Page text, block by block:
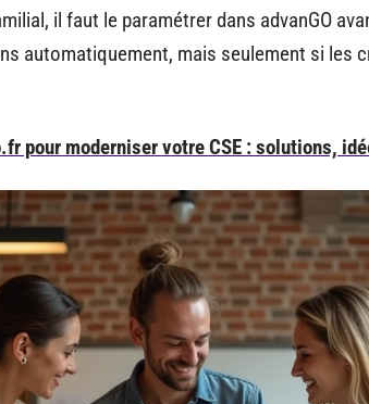
il faut le paramétrer dans advanGO
automatiquement, mais seulement si les
pour moderniser votre CSE : solutions,